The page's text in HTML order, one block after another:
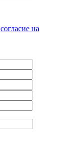
согласие на